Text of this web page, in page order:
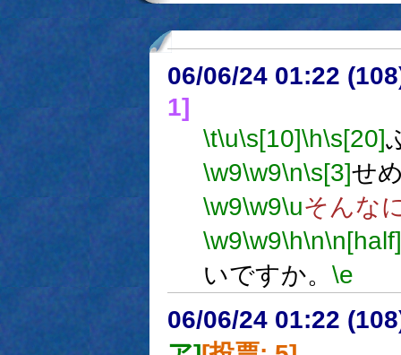
06/06/24 01:22
1]
\t\u\s[10]\h\s[20]
\w9\w9\n\s[3]せ
\w9\w9\uそんな
\w9\w9\h\n\n[half]
いですか。 \e
06/06/24 01:22